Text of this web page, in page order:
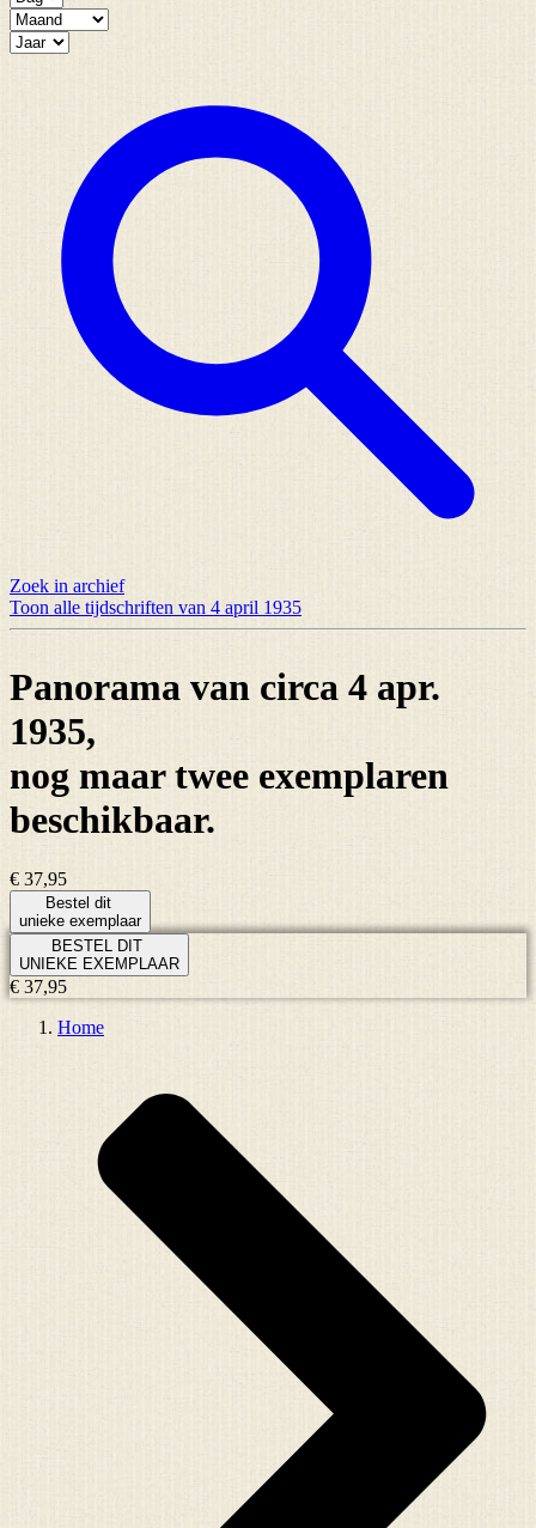
Zoek in archief
Toon alle tijdschriften van 4 april 1935
Panorama van circa 4 apr.
1935,
nog maartwee exemplaren
beschikbaar.
€ 37,95
Bestel dit
unieke exemplaar
BESTEL DIT
UNIEKE EXEMPLAAR
€ 37,95
Home